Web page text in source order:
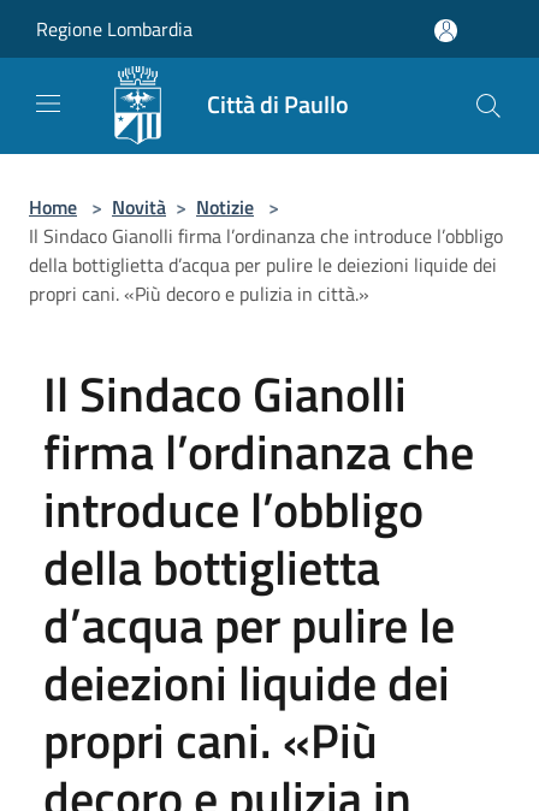
Regione Lombardia
Città di Paullo
Home > Novità > Notizie >
Il Sindaco Gianolli firma l’ordinanza che introduce l’obbligo
della bottiglietta d’acqua per pulire le deiezioni liquide dei
propri cani. «Più decoro e pulizia in città.»
Il Sindaco Gianolli
firma l’ordinanza che
introduce l’obbligo
della bottiglietta
d’acqua per pulire le
deiezioni liquide dei
propri cani. «Più